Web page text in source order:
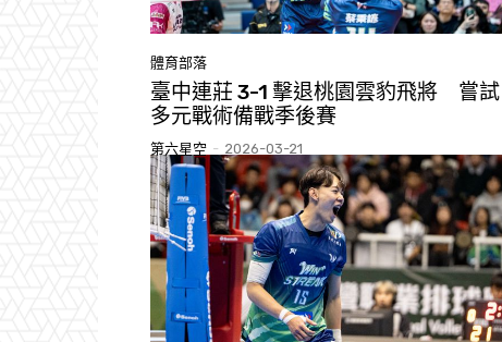
體育部落
臺中連莊 3-1 擊退桃園雲豹飛將 嘗試
多元戰術備戰季後賽
第六星空 - 2026-03-21